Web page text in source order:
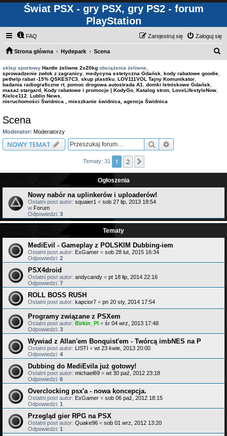
Świat PSX - gry PSX, gry PS2 - forum
PlayStation
FAQ Zaloguj się
Zarejestruj się
Strona główna Hydepark Scena
sklep sportowy Hantle żeliwne 2x20kg obciążenia żeliwne,
sprowadzenie zwłok z zagranicy medycyna estetyczna Gdańsk kody rabatowe goodie
pethelp rabat -15% QSKES7C3 skup plastiku LOV111VOL Tajny Komunikator
badania radiograficzne rt, pomoc drogowa autostrada A1 domki letniskowe Gdańsk
masaż stargard Kody rabatowe i promocje | KodyGo Katalog stron LoveLifestyleNow
Kielce112
Lublin News
nieruchomości Świdnica , mieszkanie świdnica, agencja Świdnica
Scena
Moderator: Moderatorzy
NOWY TEMAT Szukaj
Tematy: 31 1 2
Ogłoszenia
Nowy nabór na uplinkerów i uploaderów!
Ostatni post autor: squaier1 « sob 27 lip, 2013 18:54
w Forum
Odpowiedzi: 3
Tematy
MediEvil - Gameplay z POLSKIM Dubbing-iem
Ostatni post autor: ExGamer « sob 28 lut, 2015 16:34
Odpowiedzi: 2
PSX4droid
Ostatni post autor: andycandy « pt 18 lip, 2014 22:16
Odpowiedzi: 7
ROLL BOSS RUSH
Ostatni post autor: kapcior7 « pn 20 sty, 2014 17:54
Programy związane z PSXem
Ostatni post autor: Birkin_Pl « śr 04 wrz, 2013 17:48
Odpowiedzi: 3
Wywiad z Allan'em Bonquist'em - Twórcą imbNES na P
Ostatni post autor: LISTI « wt 23 kwie, 2013 20:00
Odpowiedzi: 4
Dubbing do MediEvila już gotowy!
Ostatni post autor: michael69 « wt 30 paź, 2012 23:18
Odpowiedzi: 6
Overclocking psx'a - nowa koncepcja.
Ostatni post autor: ExGamer « sob 06 paź, 2012 18:15
Odpowiedzi: 1
Przegląd gier RPG na PSX
Ostatni post autor: Quake96 « sob 01 wrz, 2012 13:20
Odpowiedzi: 1